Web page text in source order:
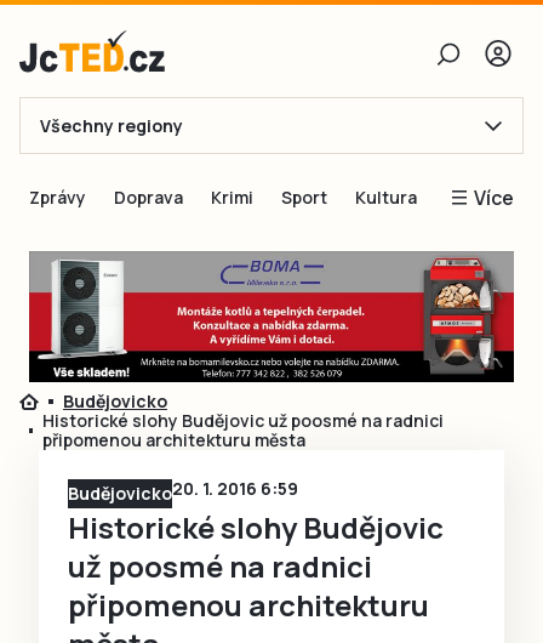
E-mail
Obnovit heslo
Přihlásit se
Přihlásit se přes Facebook
Všechny regiony
Zprávy Doprava Krimi Sport Kultura Více
Blogy
Inspirace
Čtenáři píší
Speciální přílohy
Budějovicko
Historické slohy Budějovic už poosmé na radnici
připomenou architekturu města
Budějovicko20. 1. 2016 6:59
Historické slohy Budějovic
už poosmé na radnici
připomenou architekturu